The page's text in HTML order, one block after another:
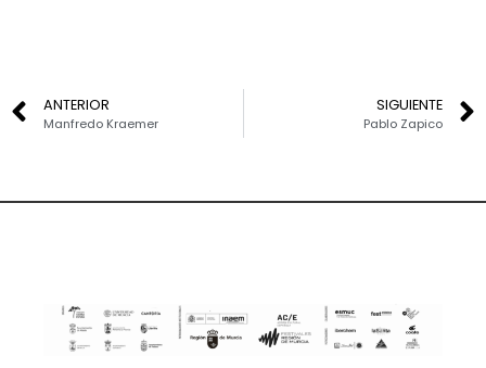
ANTERIOR
Manfredo Kraemer
SIGUIENTE
Pablo Zapico